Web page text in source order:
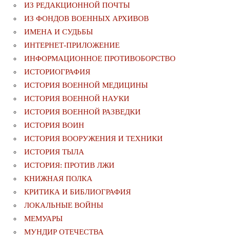
ИЗ РЕДАКЦИОННОЙ ПОЧТЫ
ИЗ ФОНДОВ ВОЕННЫХ АРХИВОВ
ИМЕНА И СУДЬБЫ
ИНТЕРНЕТ-ПРИЛОЖЕНИЕ
ИНФОРМАЦИОННОЕ ПРОТИВОБОРСТВО
ИСТОРИОГРАФИЯ
ИСТОРИЯ ВОЕННОЙ МЕДИЦИНЫ
ИСТОРИЯ ВОЕННОЙ НАУКИ
ИСТОРИЯ ВОЕННОЙ РАЗВЕДКИ
ИСТОРИЯ ВОИН
ИСТОРИЯ ВООРУЖЕНИЯ И ТЕХНИКИ
ИСТОРИЯ ТЫЛА
ИСТОРИЯ: ПРОТИВ ЛЖИ
КНИЖНАЯ ПОЛКА
КРИТИКА И БИБЛИОГРАФИЯ
ЛОКАЛЬНЫЕ ВОЙНЫ
МЕМУАРЫ
МУНДИР ОТЕЧЕСТВА